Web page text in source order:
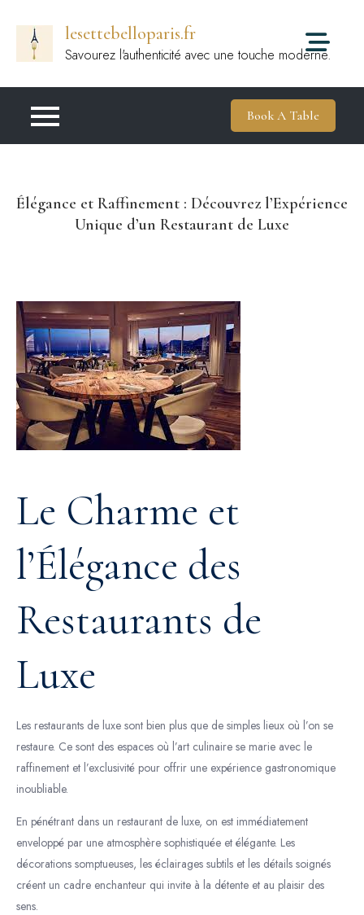
contenu
lesettebelloparis.fr
Savourez l'authenticité avec une touche moderne.
Book A Table
Élégance et Raffinement : Découvrez l’Expérience
Unique d’un Restaurant de Luxe
Le Charme et
l’Élégance des
Restaurants de
Luxe
Les restaurants de luxe sont bien plus que de simples lieux où l’on se
restaure. Ce sont des espaces où l’art culinaire se marie avec le
raffinement et l’exclusivité pour offrir une expérience gastronomique
inoubliable.
En pénétrant dans un restaurant de luxe, on est immédiatement
enveloppé par une atmosphère sophistiquée et élégante. Les
décorations somptueuses, les éclairages subtils et les détails soignés
créent un cadre enchanteur qui invite à la détente et au plaisir des
sens.